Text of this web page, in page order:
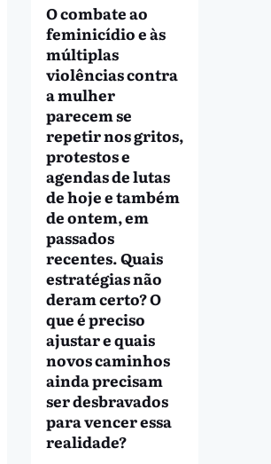
O combate ao
feminicídio e às
múltiplas
violências contra
a mulher
parecem se
repetir nos gritos,
protestos e
agendas de lutas
de hoje e também
de ontem, em
passados
recentes. Quais
estratégias não
deram certo? O
que é preciso
ajustar e quais
novos caminhos
ainda precisam
ser desbravados
para vencer essa
realidade?